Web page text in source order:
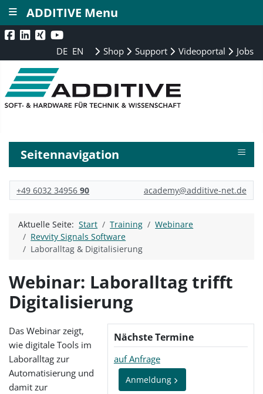
DE EN Shop Support Videoportal Jobs
Seitennavigation ≡
+49 6032 3495690 academy@additive-net.de
Aktuelle Seite:Start Training
Webinare
Revvity Signals Software
Laboralltag & Digitalisierung
Webinar: Laboralltag trifft
Digitalisierung
Nächste Termine
auf Anfrage
Anmeldung
Das Webinar zeigt,
wie digitale Tools im
Laboralltag zur
Automatisierung und
damit zur
ADDITIVE Menu
≡